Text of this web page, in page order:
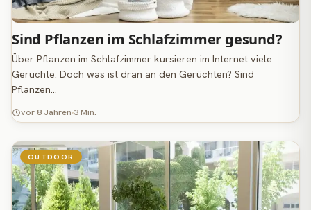
Sind Pflanzen im Schlafzimmer gesund?
Über Pflanzen im Schlafzimmer kursieren im Internet viele
Gerüchte. Doch was ist dran an den Gerüchten? Sind
Pflanzen…
vor 8 Jahren 3 Min.
OUTDOOR